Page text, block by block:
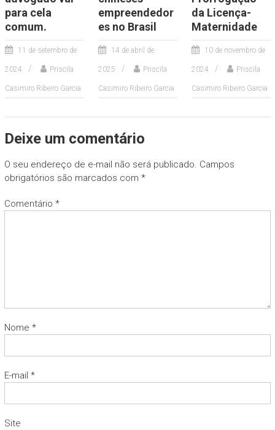
para cela
comum.
11 de setembro de
2024 Priscila
Casimiro Ribeiro Garcia
empreendedor
es no Brasil
14 de abril de
2025 Priscila
Casimiro Ribeiro Garcia
da Licença-
Maternidade
10 de novembro de
2024 Priscila
Casimiro Ribeiro Garcia
Deixe um comentário
O seu endereço de e-mail não será publicado. Campos
obrigatórios são marcados com *
Comentário *
Nome *
E-mail *
Site